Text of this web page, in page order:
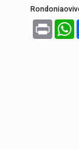
Print